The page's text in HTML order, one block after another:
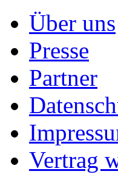
Über uns
Presse
Partner
Vertrag